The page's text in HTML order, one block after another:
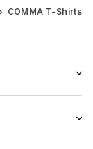
COMMA T-Shirts